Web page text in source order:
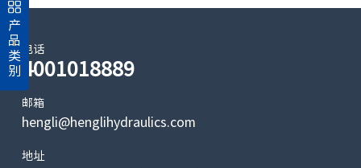
产
品
类
别
电话
4001018889
邮箱
hengli@henglihydraulics.com
地址